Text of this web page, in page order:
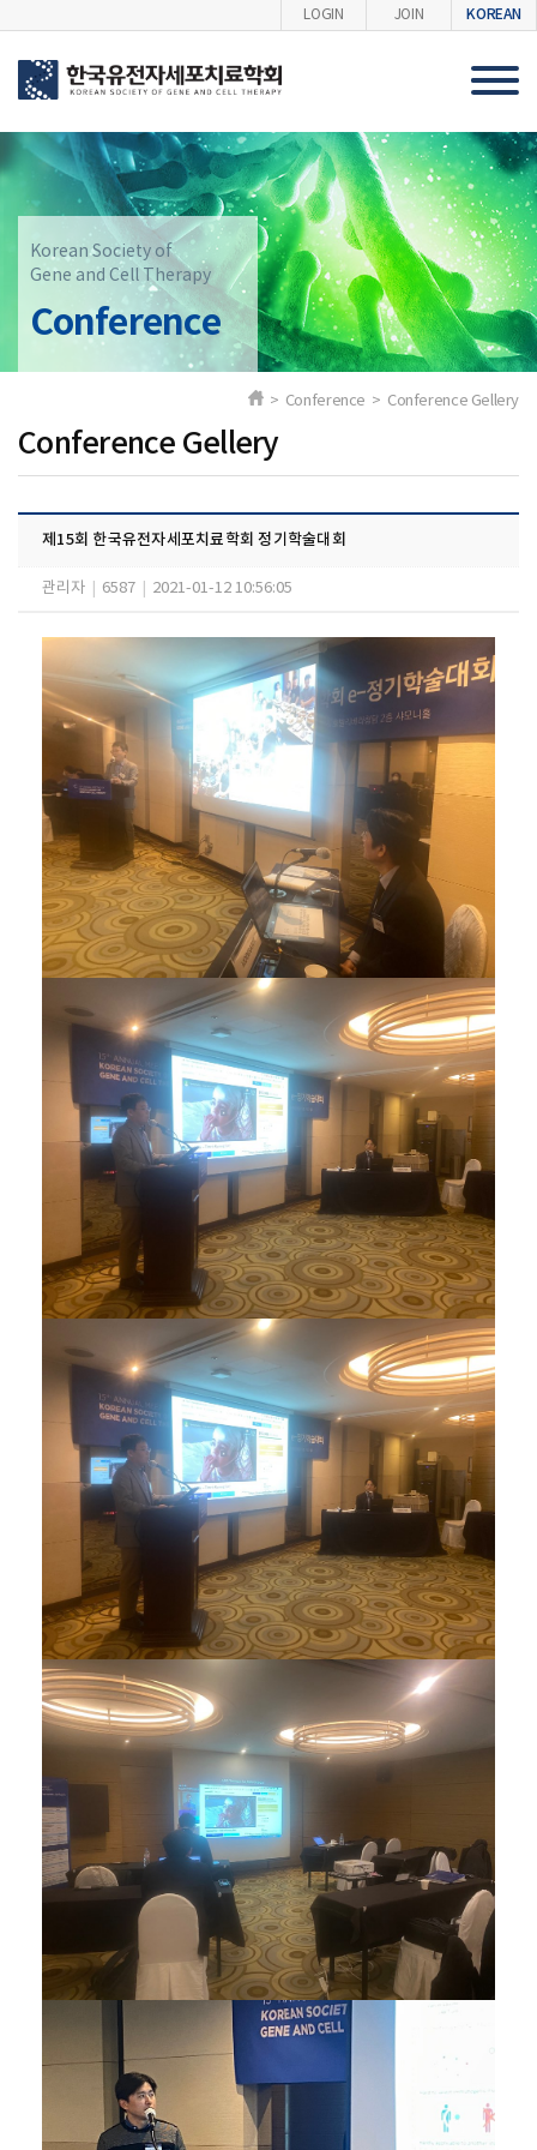
LOGIN JOIN KOREAN
Korean Society of
Gene and Cell Therapy
Conference
Conference Gellery
> Conference > Conference Gellery
제15회 한국유전자세포치료학회 정기학술대회
관리자 6587 2021-01-12 10:56:05